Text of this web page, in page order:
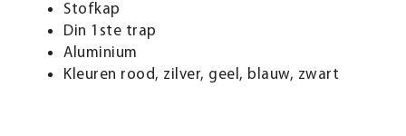
Stofkap
Din 1ste trap
Aluminium
Kleuren rood, zilver, geel, blauw, zwart